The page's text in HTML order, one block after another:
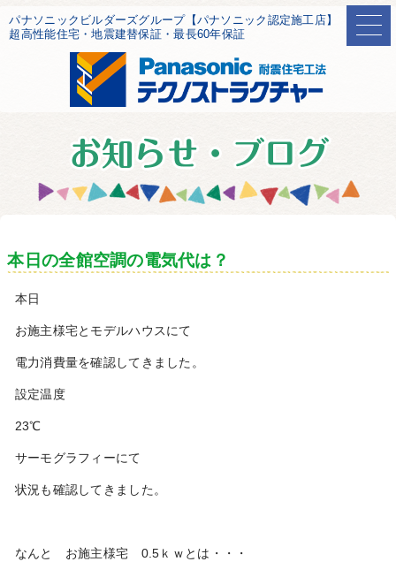
パナソニックビルダーズグループ【パナソニック認定施工店】
超高性能住宅・地震建替保証・最長60年保証
本日の全館空調の電気代は？
本日
お施主様宅とモデルハウスにて
電力消費量を確認してきました。
設定温度
23℃
サーモグラフィーにて
状況も確認してきました。
なんと お施主様宅 0.5ｋｗとは・・・